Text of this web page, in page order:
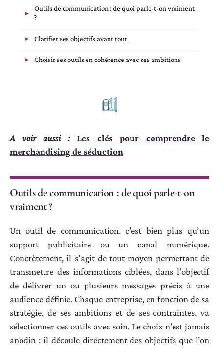
Outils de communication : de quoi parle-t-on vraiment
?
Clarifier ses objectifs avant tout
Choisir ses outils en cohérence avec ses ambitions
A voir aussi :
Les clés pour comprendre le
merchandising de séduction
Outils de communication : de quoi parle-t-on
vraiment ?
Un outil de communication, c’est bien plus qu’un
support publicitaire ou un canal numérique.
Concrètement, il s’agit de tout moyen permettant de
transmettre des informations ciblées, dans l’objectif
de délivrer un ou plusieurs messages précis à une
audience définie. Chaque entreprise, en fonction de sa
stratégie, de ses ambitions et de ses contraintes, va
sélectionner ces outils avec soin. Le choix n’est jamais
anodin : il découle directement des objectifs que l’on